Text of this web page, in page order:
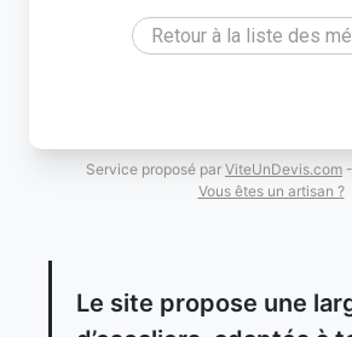
Retour à la liste des
Service proposé par ViteUnDevis.com -
Vous êtes un artisan ?
Le site propose une